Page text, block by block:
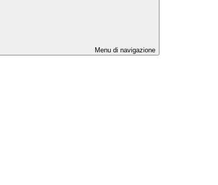
Menu di navigazione